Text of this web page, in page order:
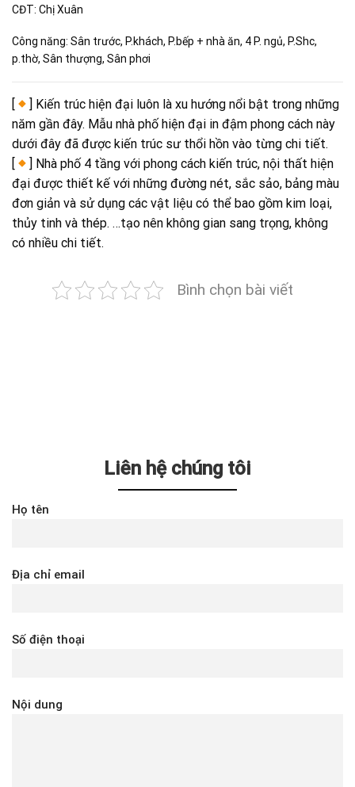
CĐT: Chị Xuân
Công năng: Sân trước, P.khách, P.bếp + nhà ăn, 4 P. ngủ, P.Shc,
p.thờ, Sân thượng, Sân phơi
] Kiến trúc hiện đại luôn là xu hướng nổi bật trong những
năm gần đây. Mẫu nhà phố hiện đại in đậm phong cách này
dưới đây đã được kiến trúc sư thổi hồn vào từng chi tiết.
] Nhà phố 4 tầng với phong cách kiến trúc, nội thất hiện
đại được thiết kế với những đường nét, sắc sảo, bảng màu
đơn giản và sử dụng các vật liệu có thể bao gồm kim loại,
thủy tinh và thép. …tạo nên không gian sang trọng, không
có nhiều chi tiết.
Bình chọn bài viết
Liên hệ chúng tôi
Họ tên
Địa chỉ email
Số điện thoại
Nội dung